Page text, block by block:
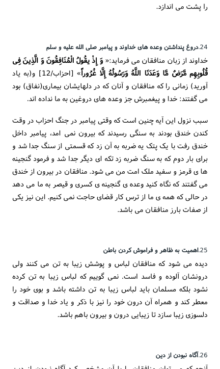
را پشت می اندازد.
24.دروغ پنداشتن وعده های خداوند و پیامبر صلی الله علیه و سلم
خداوند از زبان منافقان می فرماید:«وَ إِذْ یقُولُ الْمُنَافِقُونَ وَ الَّذِینَ فِی
قُلُوبِهِم مَّرَضٌ مَّا وَعَدَنَا اللَّهُ وَرَسُولُهُ إِلَّا غُرُوراً
» [احزاب/12] و(به یاد
آورید) زمانی را که منافقان و آنان که در دلهایشان بیماری(نفاق) بود
می گفتند: خدا و پیغمبرش جز وعده های دروغین به ما نداده اند.
سبب نزول این آیه چنین است که وقتی پیامبر در جنگ احزاب در وقت
کندن خندق بودند به سنگی رسیدند که بیرون نمی امد، پیامبر داخل
خندق رفت با یک پتک یه ضربه به آن زد که قسمتی از سنگ جدا شد و
برای بار دوم که به سنگ ضربه زد تکه ای دیگر جدا شد و فرمود گنجینه
ها ی قرمز و سفید ملک امت من می شود. منافقان در بیرون از خندق
می گفتند که نگاه کنید وعده ی گنجینه ی کسری و قیصر به ما می دهد
در حالی که همه ی ما از ترس کار قضای حاجت نمی کنیم. این نیز یکی
از صفات بارز منافقان می باشد.
25.اهمیت به ظاهر و فراموش کردن باطن
دیده می شود که منافقان لباس و پوشش زیبا به تن می کنند ولی
درونشان آلوده و فاسد است. نمی گوییم که لباس زیبا به تن کرده
نشود بلکه مسلمان باید لباس زیبا به تن داشته باشد و بوی خود را
معطر کند و همراه آن درون خود را نیز با ذکر و یاد خدا و صداقت و
دلسوزی زیبا سازد تا زیبایی درون و بیرون باهم باشد.
26.آگاه نبودن از دین